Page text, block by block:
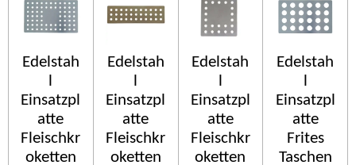
Edelstah
Einsatzpl
atte
Fleischkr
oketten
Edelstah
Einsatzpl
atte
Fleischkr
oketten
Edelstah
Einsatzpl
atte
Fleischkr
oketten
Edelstah
Einsatzpl
atte
Frites
Taschen